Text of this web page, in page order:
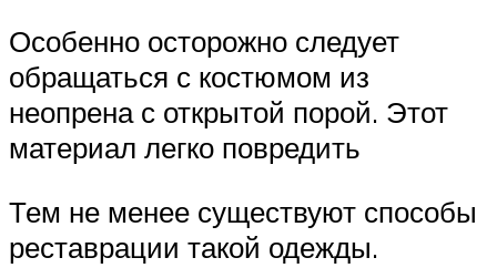
Особенно осторожно следует
обращаться с костюмом из
неопрена с открытой порой. Этот
материал легко повредить
Тем не менее существуют способы
реставрации такой одежды.